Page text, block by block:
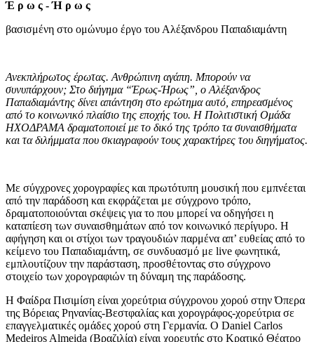
Έ ρ ω ς - Ή ρ ω ς
βασισμένη στο ομώνυμο έργο του Αλέξανδρου Παπαδιαμάντη
Ανεκπλήρωτος έρωτας. Ανθρώπινη αγάπη. Μπορούν να
συνυπάρχουν; Στο διήγημα “Έρως-Ήρως” ο Αλέξανδρος
Παπαδιαμάντης δίνει απάντηση στο ερώτημα αυτό επηρεασμένος
από το κοινωνικό πλαίσιο της εποχής του. Η Πολιτιστική Ομάδα
ΗΧΟΔΡΑΜΑ δραματοποιεί με το δικό της τρόπο τα συναισθήματα
και τα διλήμματα που σκιαγραφούν τους χαρακτήρες του διηγήματος.
Με σύγχρονες χορογραφίες και πρωτότυπη μουσική που εμπνέεται
από την παράδοση και εκφράζεται με σύγχρονο τρόπο,
δραματοποιούνται σκέψεις για το που μπορεί να οδηγήσει η
καταπίεση των συναισθημάτων από τον κοινωνικό περίγυρο. Η
αφήγηση και οι στίχοι των τραγουδιών παρμένα απ’ ευθείας από το
κείμενο του Παπαδιαμάντη, σε συνδυασμό με live φωνητικά,
εμπλουτίζουν την παράσταση, προσθέτοντας στο σύγχρονο
στοιχείο των χορογραφιών τη δύναμη της παράδοσης.
H Φαίδρα Πισιμίση είναι χορεύτρια σύγχρονου χορού στην Όπερα
της Βόρειας Ρηνανίας-Βεστφαλίας και χορογράφος-χορεύτρια σε
επαγγελματικές ομάδες χορού στη Γερμανία. Ο Daniel Carlos
Medeiros Almeida (Βραζιλία) είναι χορευτής στο Κρατικό Θέατρο